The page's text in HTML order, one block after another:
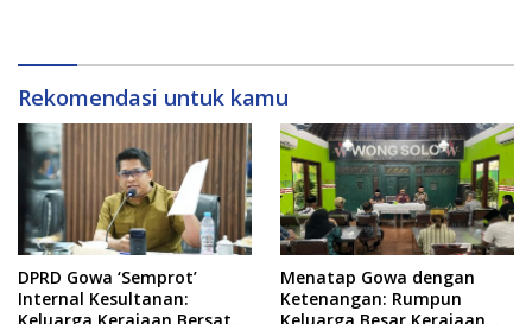
Rekomendasi untuk kamu
DPRD Gowa ‘Semprot’
Internal Kesultanan:
Keluarga Kerajaan Bersatu
Menatap Gowa dengan
Ketenangan: Rumpun
Keluarga Besar Kerajaan